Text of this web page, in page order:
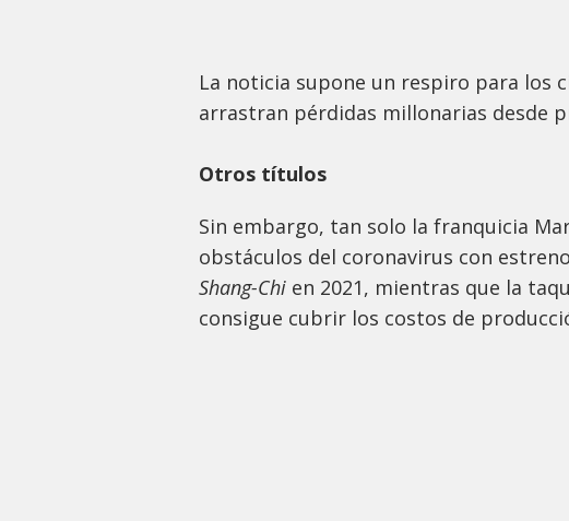
La noticia supone un respiro para los
arrastran pérdidas millonarias desde
Otros títulos
Sin embargo, tan solo la franquicia
obstáculos del coronavirus con
Shang-Chi en 2021, mientras que la
consigue cubrir los costos de